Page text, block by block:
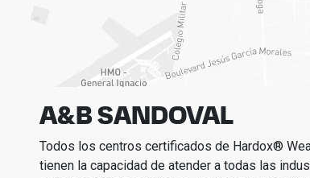
A&B SANDOVAL
Todos los centros certificados de Hardox®
tienen la capacidad de atender a todas las